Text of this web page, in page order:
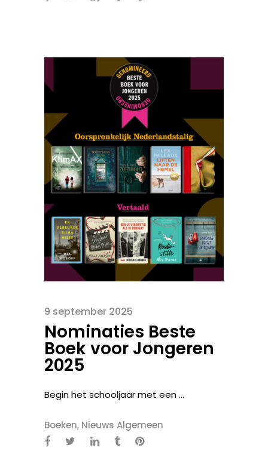
9 september 2025
Nominaties Beste
Boek voor Jongeren
2025
Begin het schooljaar met een ...
Boeken, Nieuws Algemeen